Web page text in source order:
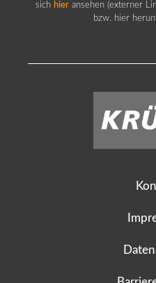
sich hier ansehen (externer
bzw. hier